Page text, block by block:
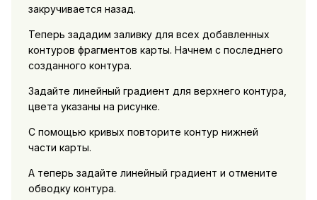
закручивается назад.
Теперь зададим заливку для всех добавленных
контуров фрагментов карты. Начнем с последнего
созданного контура.
Задайте линейный градиент для верхнего контура,
цвета указаны на рисунке.
С помощью кривых повторите контур нижней
части карты.
А теперь задайте линейный градиент и отмените
обводку контура.